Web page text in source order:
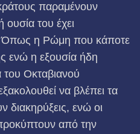
παραμένουν
του έχει
Όπως η Ρώμη που κάποτε
ενώ η εξουσία ήδη
του Οκταβιανού
να βλέπει τα
διακηρύξεις, ενώ οι
από την